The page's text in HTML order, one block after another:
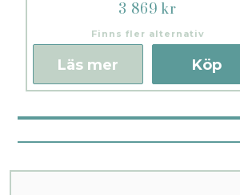
3 869 kr
Finns fler alternativ
Köp
Läs mer